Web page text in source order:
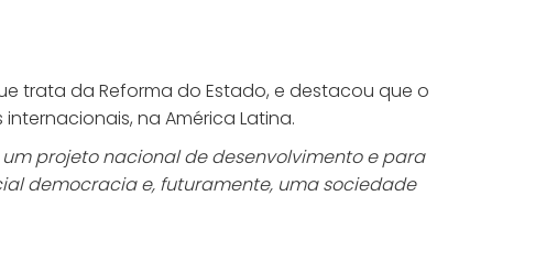
trata da Reforma do Estado, e destacou que o
na América Latina.
projeto nacional de desenvolvimento e para
democracia e, futuramente, uma sociedade